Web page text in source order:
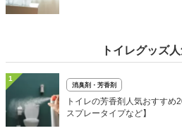
トイレグッズ
1
消臭剤・芳香剤
トイレの芳香剤人気おすす
スプレータイプなど】